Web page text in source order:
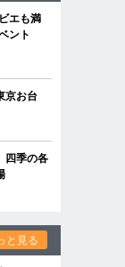
エも満
ント
京お台
四季の各
と見る